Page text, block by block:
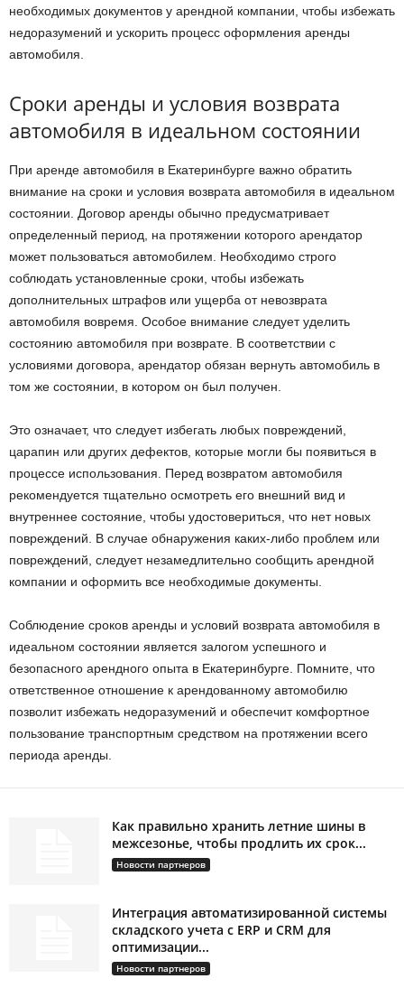
необходимых документов у арендной компании, чтобы избежать
недоразумений и ускорить процесс оформления аренды
автомобиля.
Сроки аренды и условия возврата
автомобиля в идеальном состоянии
При аренде автомобиля в Екатеринбурге важно обратить
внимание на сроки и условия возврата автомобиля в идеальном
состоянии. Договор аренды обычно предусматривает
определенный период, на протяжении которого арендатор
может пользоваться автомобилем. Необходимо строго
соблюдать установленные сроки, чтобы избежать
дополнительных штрафов или ущерба от невозврата
автомобиля вовремя. Особое внимание следует уделить
состоянию автомобиля при возврате. В соответствии с
условиями договора, арендатор обязан вернуть автомобиль в
том же состоянии, в котором он был получен.
Это означает, что следует избегать любых повреждений,
царапин или других дефектов, которые могли бы появиться в
процессе использования. Перед возвратом автомобиля
рекомендуется тщательно осмотреть его внешний вид и
внутреннее состояние, чтобы удостовериться, что нет новых
повреждений. В случае обнаружения каких-либо проблем или
повреждений, следует незамедлительно сообщить арендной
компании и оформить все необходимые документы.
Соблюдение сроков аренды и условий возврата автомобиля в
идеальном состоянии является залогом успешного и
безопасного арендного опыта в Екатеринбурге. Помните, что
ответственное отношение к арендованному автомобилю
позволит избежать недоразумений и обеспечит комфортное
пользование транспортным средством на протяжении всего
периода аренды.
Как правильно хранить летние шины в
межсезонье, чтобы продлить их срок...
Новости партнеров
Интеграция автоматизированной системы
складского учета с ERP и CRM для
оптимизации...
Новости партнеров